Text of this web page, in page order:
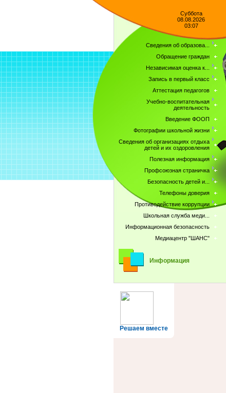
Суббота
08.08.2026
03:07
Сведения об образова...
Обращение граждан
Независимая оценка к...
Запись в первый класс
Аттестация педагогов
Учебно-воспитательная
деятельность
Введение ФООП
Фотографии школьной жизни
Сведения об организациях отдыха
детей и их оздоровления
Полезная информация
Профсоюзная страничка
Безопасность детей и...
Телефоны доверия
Противодействие коррупции
Школьная служба меди...
Информационная безопасность
Медиацентр "ШАНС"
Информация
Решаем вместе